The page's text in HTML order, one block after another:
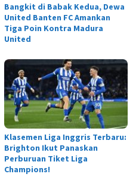
Bangkit di Babak Kedua, Dewa
United Banten FC Amankan
Tiga Poin Kontra Madura
United
Klasemen Liga Inggris Terbaru:
Brighton Ikut Panaskan
Perburuan Tiket Liga
Champions!